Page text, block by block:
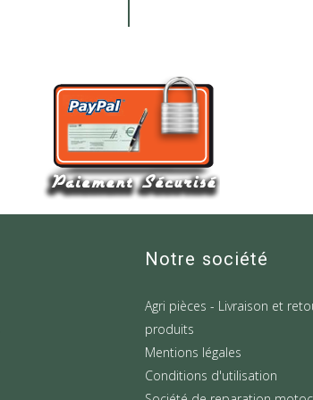
Notre société
Agri pièces - Livraison et
produits
Mentions légales
Conditions d'utilisation